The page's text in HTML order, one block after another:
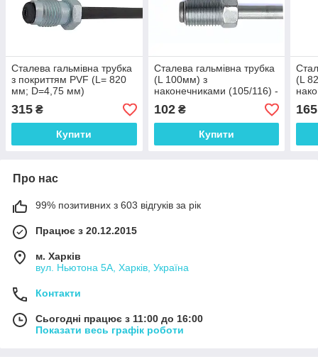
Сталева гальмівна трубка
з покриттям PVF (L= 820
мм; D=4,75 мм)
наконечниками 105а/105а
- WP1209PVF
315 ₴
Купити
Сталева гальмівна трубка
(L 100мм) з
наконечниками (105/116) -
102₴
Купити
(L
165
Про нас
99% позитивних з 603 відгуків за рік
Працює з 20.12.2015
м. Харків
вул. Ньютона 5А, Харків, Україна
Контакти
Сьогодні працює з 11:00 до 16:00
Показати весь графік роботи